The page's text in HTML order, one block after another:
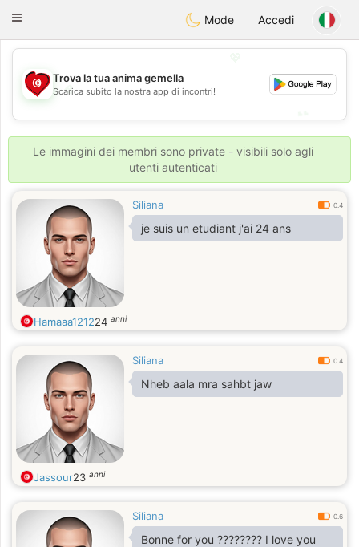
Tunisia Dating
Toggle
Mode Accedi
💖
💕
Trova la tua anima gemella
Scarica subito la nostra app di incontri!
Le immagini dei membri sono private - visibili solo agli
utenti autenticati
Siliana 0.4
je suis un etudiant j'ai 24 ans
Hamaaa121224 anni
Siliana 0.4
Nheb aala mra sahbt jaw
Jassour23 anni
Siliana 0.6
Bonne for you ???????? I love you